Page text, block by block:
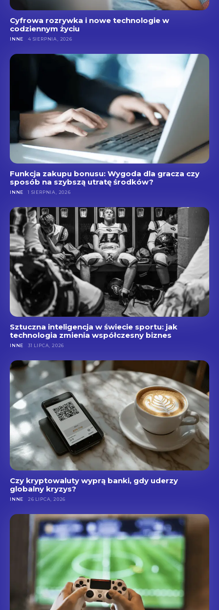
Cyfrowa rozrywka i nowe technologie w
codziennym życiu
INNE 4 SIERPNIA, 2026
Funkcja zakupu bonusu: Wygoda dla gracza czy
sposób na szybszą utratę środków?
INNE 1 SIERPNIA, 2026
Sztuczna inteligencja w świecie sportu: jak
technologia zmienia współczesny biznes
INNE 31 LIPCA, 2026
Czy kryptowaluty wyprą banki, gdy uderzy
globalny kryzys?
INNE 26 LIPCA, 2026